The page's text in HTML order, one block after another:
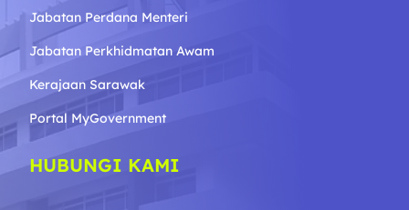
Jabatan Perdana Menteri
Jabatan Perkhidmatan Awam
Kerajaan Sarawak
Portal MyGovernment
HUBUNGI KAMI